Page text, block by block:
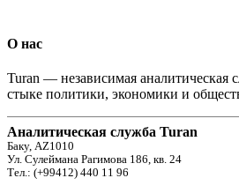
О нас
Turan — независимая аналитическая
стыке политики, экономики и
Аналитическая служба Turan
Баку, AZ1010
Ул. Сулеймана Рагимова 186, кв. 24
Тел.: (+99412) 440 11 96